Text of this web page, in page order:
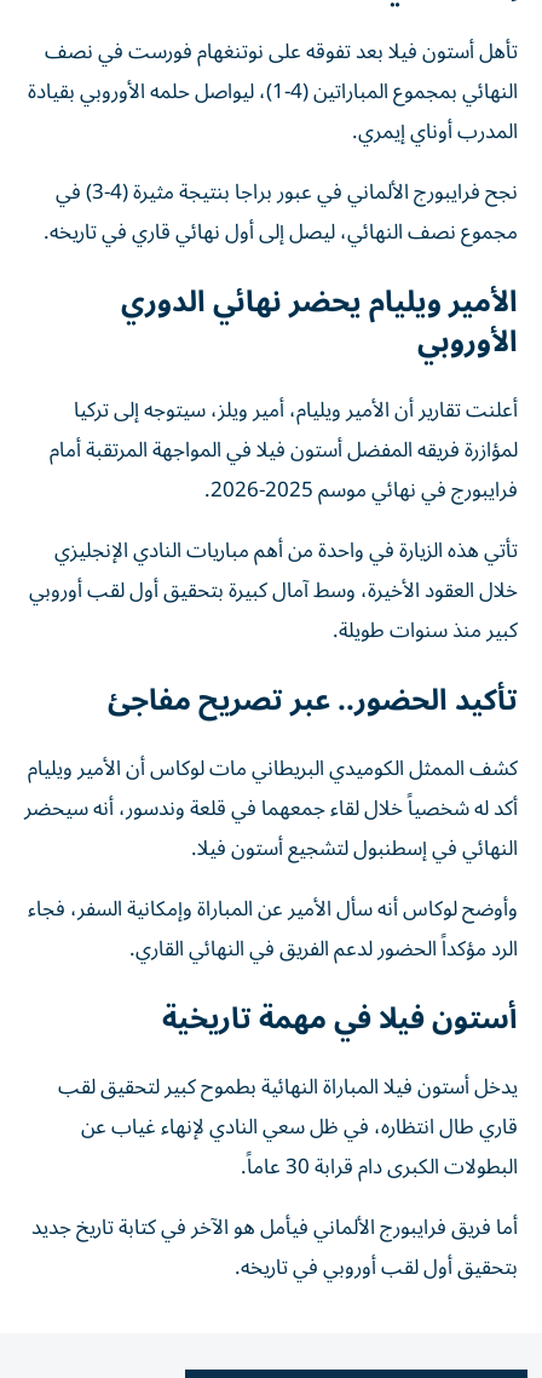
تأهل أستون فيلا بعد تفوقه على نوتنغهام فورست في نصف
النهائي بمجموع المباراتين (4-1)، ليواصل حلمه الأوروبي بقيادة
المدرب أوناي إيمري.
نجح فرايبورج الألماني في عبور براجا بنتيجة مثيرة (4-3) في
مجموع نصف النهائي، ليصل إلى أول نهائي قاري في تاريخه.
الأمير ويليام يحضر نهائي الدوري
الأوروبي
أعلنت تقارير أن الأمير ويليام، أمير ويلز، سيتوجه إلى تركيا
لمؤازرة فريقه المفضل أستون فيلا في المواجهة المرتقبة أمام
فرايبورج في نهائي موسم 2025-2026.
تأتي هذه الزيارة في واحدة من أهم مباريات النادي الإنجليزي
خلال العقود الأخيرة، وسط آمال كبيرة بتحقيق أول لقب أوروبي
كبير منذ سنوات طويلة.
تأكيد الحضور.. عبر تصريح مفاجئ
كشف الممثل الكوميدي البريطاني مات لوكاس أن الأمير ويليام
أكد له شخصياً خلال لقاء جمعهما في قلعة وندسور، أنه سيحضر
النهائي في إسطنبول لتشجيع أستون فيلا.
وأوضح لوكاس أنه سأل الأمير عن المباراة وإمكانية السفر، فجاء
الرد مؤكداً الحضور لدعم الفريق في النهائي القاري.
أستون فيلا في مهمة تاريخية
يدخل أستون فيلا المباراة النهائية بطموح كبير لتحقيق لقب
قاري طال انتظاره، في ظل سعي النادي لإنهاء غياب عن
البطولات الكبرى دام قرابة 30 عاماً.
أما فريق فرايبورج الألماني فيأمل هو الآخر في كتابة تاريخ جديد
بتحقيق أول لقب أوروبي في تاريخه.